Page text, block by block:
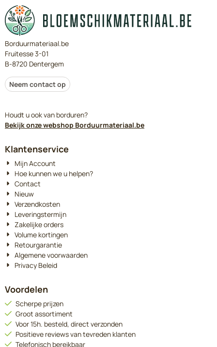
Borduurmateriaal.be
Fruitesse 3-01
B-8720 Dentergem
Neem contact op
Houdt u ook van borduren?
Bekijk onze webshop Borduurmateriaal.be
Klantenservice
Mijn Account
Hoe kunnen we u helpen?
Contact
Nieuw
Verzendkosten
Leveringstermijn
Zakelijke orders
Volume kortingen
Retourgarantie
Algemene voorwaarden
Privacy Beleid
Voordelen
Scherpe prijzen
Groot assortiment
Voor 15h. besteld, direct verzonden
Positieve reviews van tevreden klanten
Telefonisch bereikbaar